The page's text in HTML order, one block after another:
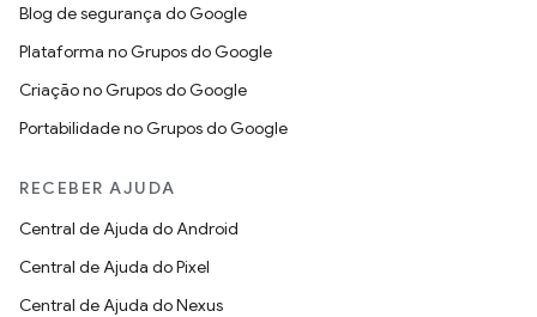
Blog de segurança do Google
Plataforma no Grupos do Google
Criação no Grupos do Google
Portabilidade no Grupos do Google
RECEBER AJUDA
Central de Ajuda do Android
Central de Ajuda do Pixel
Central de Ajuda do Nexus